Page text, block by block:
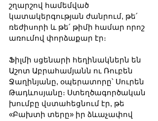
շղարշով համեմված
կատակերգության ժանրում, թե՛
ռեժիսորի և թե՛ թիմի համար որոշ
առումով փորձաքար էր։
Ֆիլմի սցենարի հեղինակներն են
Աշոտ Աբրահամյանն ու Ռուբեն
Ջաղինյանը, օպերատորը՝ Սուրեն
Թադևոսյանը։ Ստեղծագործական
խումբը վստահեցնում էր, թե
«Բախտի տերը» իր ձևաչափով